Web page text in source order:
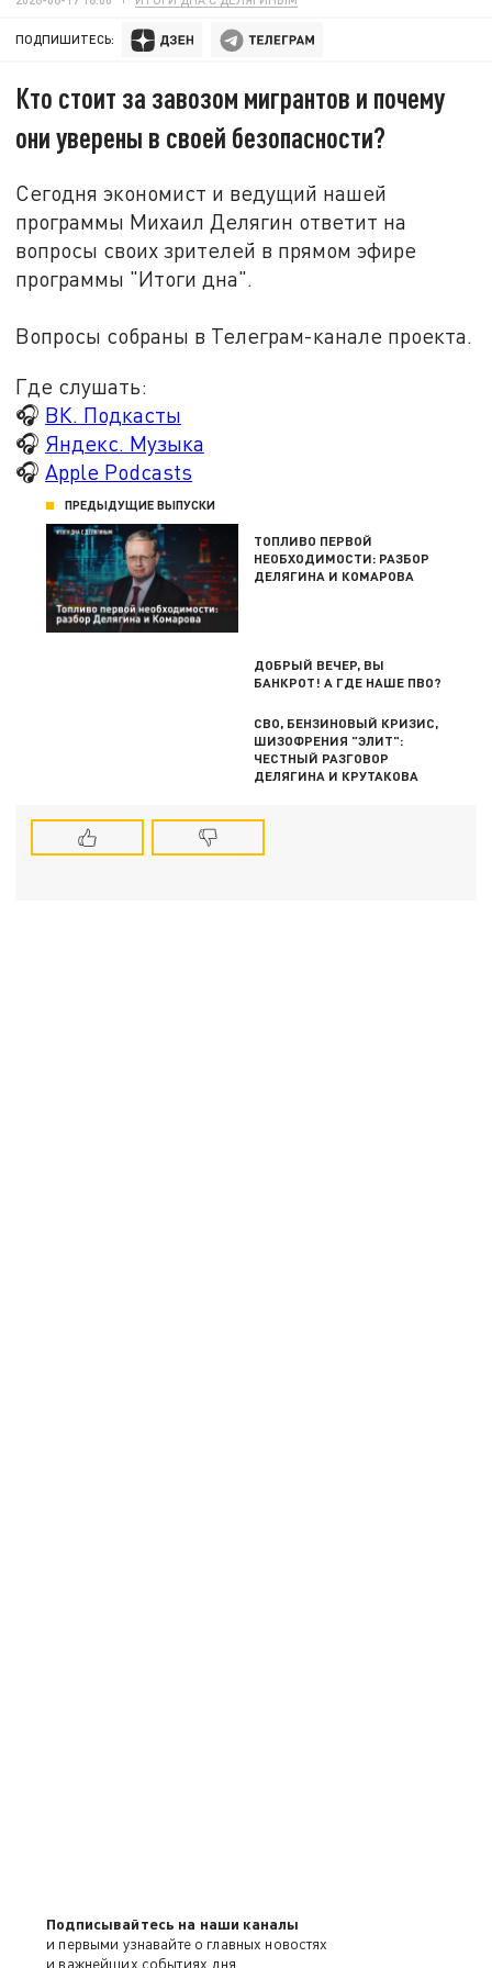
ПОДПИШИТЕСЬ:
Кто стоит за завозом мигрантов и почему
они уверены в своей безопасности?
Сегодня экономист и ведущий нашей
программы Михаил Делягин ответит на
вопросы своих зрителей в прямом эфире
программы "Итоги дна".
Вопросы собраны в Телеграм-канале проекта.
Где слушать:
🎧 ВК. Подкасты
🎧 Яндекс. Музыка
🎧 Apple Podcasts
ПРЕДЫДУЩИЕ ВЫПУСКИ
ТОПЛИВО ПЕРВОЙ
НЕОБХОДИМОСТИ: РАЗБОР
ДЕЛЯГИНА И КОМАРОВА
ДОБРЫЙ ВЕЧЕР, ВЫ
БАНКРОТ! А ГДЕ НАШЕ ПВО?
СВО, БЕНЗИНОВЫЙ КРИЗИС,
ШИЗОФРЕНИЯ "ЭЛИТ":
ЧЕСТНЫЙ РАЗГОВОР
ДЕЛЯГИНА И КРУТАКОВА
Подписывайтесь на наши каналы
и первыми узнавайте о главных новостях
и важнейших событиях дня.